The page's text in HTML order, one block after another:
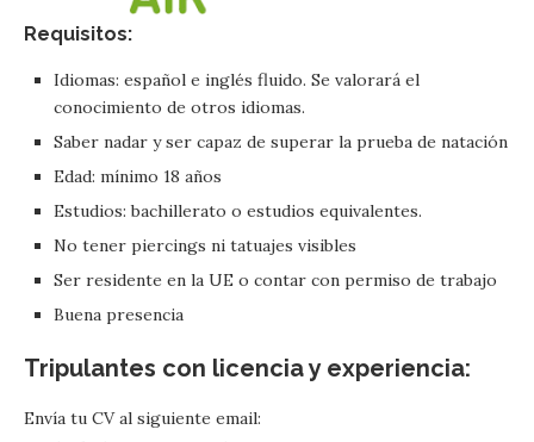
Requisitos:
Idiomas: español e inglés fluido. Se valorará el
conocimiento de otros idiomas.
Saber nadar y ser capaz de superar la prueba de natación
Edad: mínimo 18 años
Estudios: bachillerato o estudios equivalentes.
No tener piercings ni tatuajes visibles
Ser residente en la UE o contar con permiso de trabajo
Buena presencia
Tripulantes con licencia y experiencia:
Envía tu CV al siguiente email: